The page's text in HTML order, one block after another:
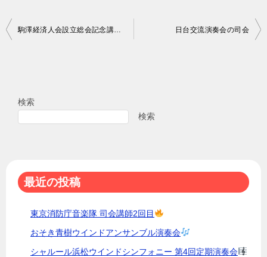
投
ゲ
ー
ン
駒澤経済人会設立総会記念講演会 日台交流演奏会の司会
検索
検索
最近の投稿
東京消防庁音楽隊 司会講師2回目
おそき青樹ウインドアンサンブル演奏会
シャルール浜松ウインドシンフォニー 第4回定期演奏会